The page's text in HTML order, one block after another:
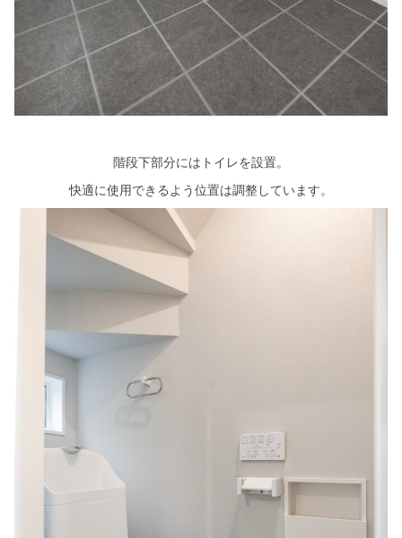
階段下部分にはトイレを設置。
快適に使用できるよう位置は調整しています。